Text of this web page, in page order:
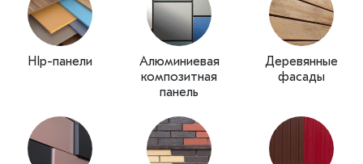
HIp-панели
Алюминиевая
композитная
панель
Деревянные
фасады